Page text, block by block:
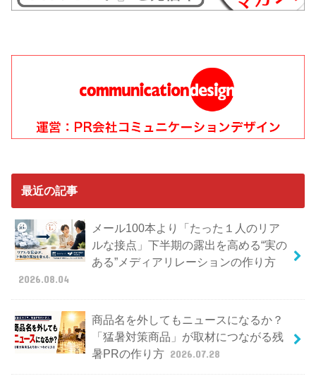
最近の記事
メール100本より「たった１人のリア
ルな接点」下半期の露出を高める“実の
ある”メディアリレーションの作り方
2026.08.04
商品名を外してもニュースになるか？
「猛暑対策商品」が取材につながる残
暑PRの作り方 2026.07.28